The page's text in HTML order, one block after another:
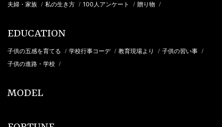
夫婦・家族 / 私の生き方 / 100人アンケート / 贈り物 /
EDUCATION
子供の五感を育てる / 学校行事コーデ / 教育現場より / 子供の習い事 /
子供の進路・学校 /
MODEL